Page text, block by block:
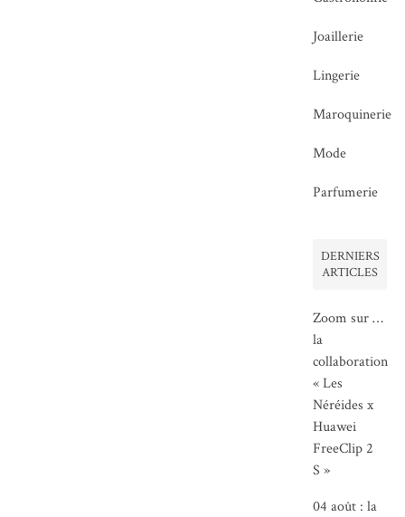
Joaillerie
Lingerie
Maroquinerie
Mode
Parfumerie
DERNIERS
ARTICLES
Zoom sur …
la
collaboration
« Les
Néréides x
Huawei
FreeClip 2
S »
04 août : la